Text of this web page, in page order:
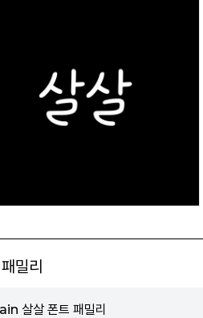
밀리
살살 폰트 패밀리